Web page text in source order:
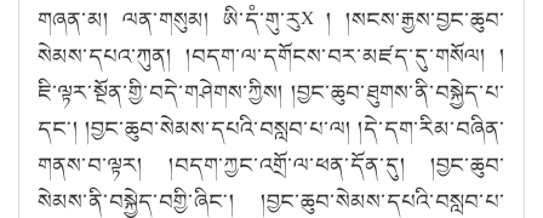
གཞན་མ། ལན་གསུམ། ཨི་དཾ་གུ་རུX ། །སངས་རྒྱས་བྱང་ཆུབ་
སེམས་དཔའ་ཀུན། །བདག་ལ་དགོངས་བར་མཛད་དུ་གསོལ། །
ཇི་ལྟར་སྔོན་གྱི་བདེ་གཤེགས་ཀྱིས། །བྱང་ཆུབ་ཐུགས་ནི་བསྐྱེད་པ་
དང༌། །བྱང་ཆུབ་སེམས་དཔའི་བསླབ་པ་ལ། །དེ་དག་རིམ་བཞིན་
གནས་བ་ལྟར། །བདག་ཀྱང་འགྲོ་ལ་ཕན་དོན་དུ། །བྱང་ཆུབ་
སེམས་ནི་བསྐྱེད་བགྱི་ཞིང༌། །བྱང་ཆུབ་སེམས་དཔའི་བསླབ་པ་